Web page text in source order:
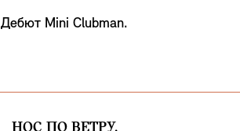
Дебют Mini Clubman.